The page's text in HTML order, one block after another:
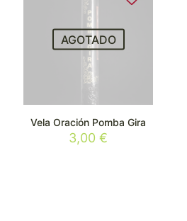
AGOTADO
Vela Oración Pomba Gira
3,00€